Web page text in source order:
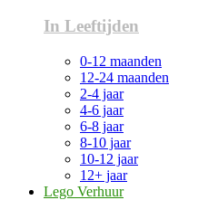
In Leeftijden
0-12 maanden
12-24 maanden
2-4 jaar
4-6 jaar
6-8 jaar
8-10 jaar
10-12 jaar
12+ jaar
Lego Verhuur